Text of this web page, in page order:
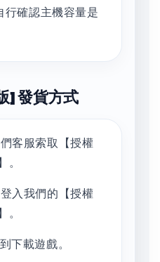
行確認主機容量是
] 發貨方式
客服索取【授權
。
入我們的【授權
。
下載遊戲。